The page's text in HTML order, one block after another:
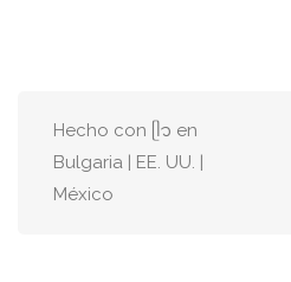
Hecho con ᥫ᭡ en
Bulgaria | EE. UU. |
México